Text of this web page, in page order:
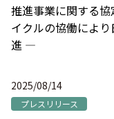
推進事業に関する
イクルの協働によ
進 ―
2025/08/14
プレスリリース